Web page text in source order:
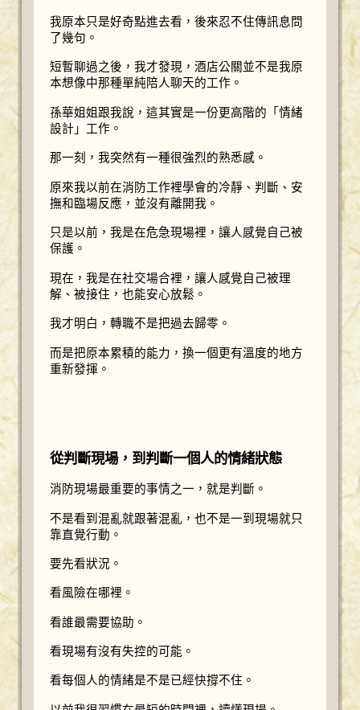
我原本只是好奇點進去看，後來忍不住傳訊息問
了幾句。
短暫聊過之後，我才發現，酒店公關並不是我原
本想像中那種單純陪人聊天的工作。
孫華姐姐跟我說，這其實是一份更高階的「情緒
設計」工作。
那一刻，我突然有一種很強烈的熟悉感。
原來我以前在消防工作裡學會的冷靜、判斷、安
撫和臨場反應，並沒有離開我。
只是以前，我是在危急現場裡，讓人感覺自己被
保護。
現在，我是在社交場合裡，讓人感覺自己被理
解、被接住，也能安心放鬆。
我才明白，轉職不是把過去歸零。
而是把原本累積的能力，換一個更有溫度的地方
重新發揮。
從判斷現場，到判斷一個人的情緒狀態
消防現場最重要的事情之一，就是判斷。
不是看到混亂就跟著混亂，也不是一到現場就只
靠直覺行動。
要先看狀況。
看風險在哪裡。
看誰最需要協助。
看現場有沒有失控的可能。
看每個人的情緒是不是已經快撐不住。